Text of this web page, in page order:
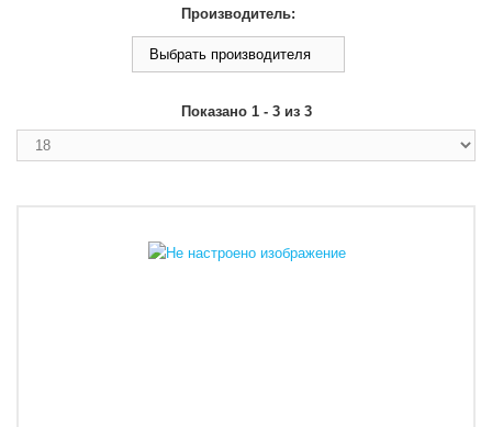
Производитель:
Выбрать производителя
Показано 1 - 3 из 3